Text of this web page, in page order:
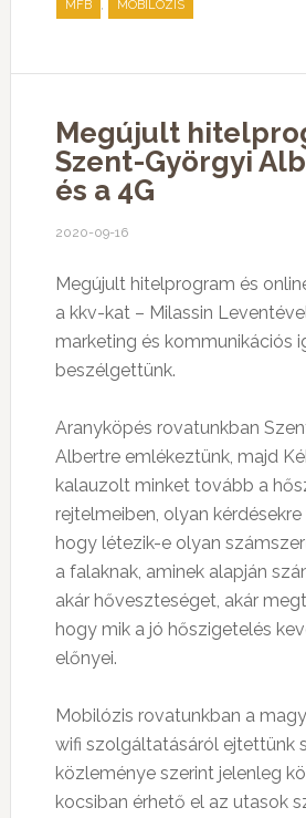
MFB , MOBILÓZIS
Megújult
Szent-Györgyi
és a 4G
2020-09-16
Megújult hitelprogram és
a kkv-kat – Milassin
marketing és kommunikációs
beszélgettünk.
Aranyköpés rovatunkban
Albertre emlékeztünk, majd
kalauzolt minket tovább a
rejtelmeiben, olyan
hogy létezik-e olyan
a falaknak, aminek alapján
akár hőveszteséget, akár
hogy mik a jó hőszigetelés
előnyei.
Mobilózis rovatunkban a
wifi szolgáltatásáról ejtettünk
közleménye szerint jelenleg
kocsiban érhető el az utasok